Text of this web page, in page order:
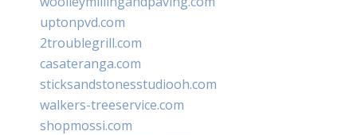
uptonpvd.com
2troublegrill.com
casateranga.com
sticksandstonesstudiooh.com
walkers-treeservice.com
shopmossi.com